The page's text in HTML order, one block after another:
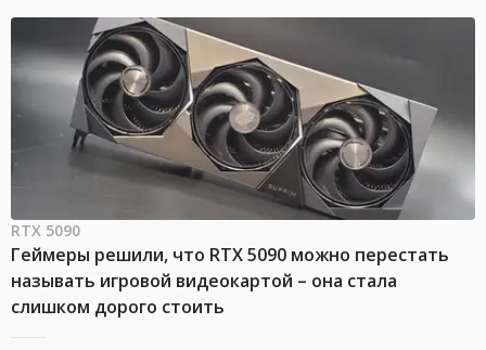
RTX 5090
Геймеры решили, что RTX 5090 можно перестать
называть игровой видеокартой – она стала
слишком дорого стоить